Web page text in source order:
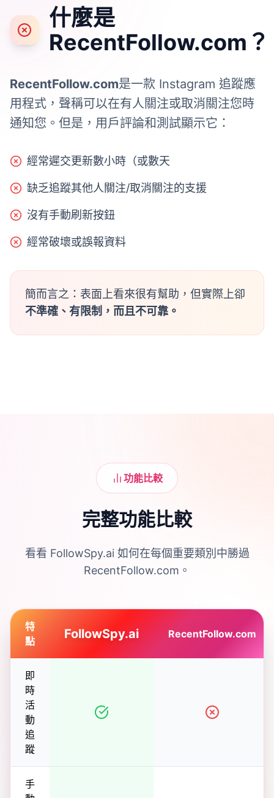
什麼是
RecentFollow.com？
RecentFollow.com是一款 Instagram 追蹤應
用程式，聲稱可以在有人關注或取消關注您時
通知您。但是，用戶評論和測試顯示它：
經常遲交更新數小時（或數天
缺乏追蹤其他人關注/取消關注的支援
沒有手動刷新按鈕
經常破壞或誤報資料
簡而言之：表面上看來很有幫助，但實際上卻
不準確、有限制，而且不可靠。
功能比較
完整功能比較
看看 FollowSpy.ai 如何在每個重要類別中勝過
RecentFollow.com。
特
點
FollowSpy.ai RecentFollow.com
即
時
活
動
追
蹤
手